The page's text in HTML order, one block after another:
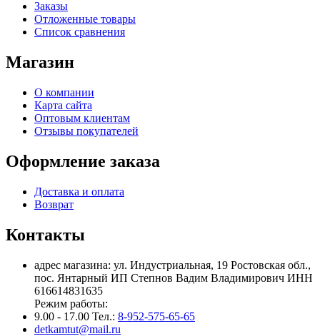
Заказы
Отложенные товары
Список сравнения
Магазин
О компании
Карта сайта
Оптовым клиентам
Отзывы покупателей
Оформление заказа
Доставка и оплата
Возврат
Контакты
адрес магазина: ул. Индустриальная, 19 Ростовская обл.,
пос. Янтарный ИП Степнов Вадим Владимирович ИНН
616614831635
Режим работы:
9.00 - 17.00 Тел.: 8-952-575-65-65
detkamtut@mail.ru